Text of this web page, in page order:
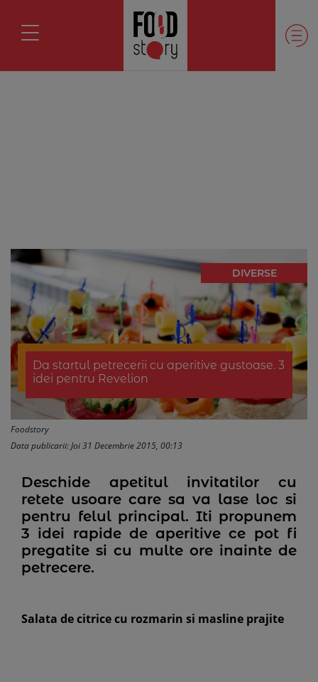
DIVERSE
Da startul petrecerii cu aperitive gustoase. 3
idei pentru Revelion
Foodstory
Data publicarii: Joi 31 Decembrie 2015, 00:13
Deschide apetitul invitatilor cu
retete usoare care sa va lase loc si
pentru felul principal. Iti propunem
3 idei rapide de aperitive ce pot fi
pregatite si cu multe ore inainte de
petrecere.
Salata de citrice cu rozmarin si masline prajite